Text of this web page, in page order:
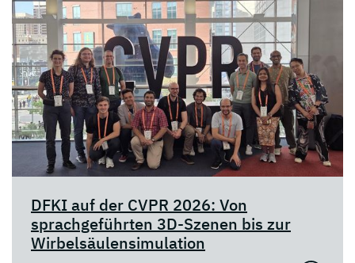
DFKI auf der CVPR 2026: Von
sprachgeführten 3D-Szenen bis zur
Wirbelsäulensimulation